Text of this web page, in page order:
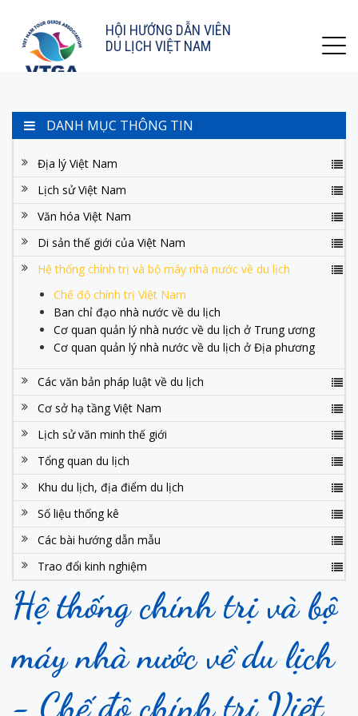
HỘI HƯỚNG DẪN VIÊN
DU LỊCH VIỆT NAM
DANH MỤC THÔNG TIN
Địa lý Việt Nam
Lịch sử Việt Nam
Văn hóa Việt Nam
Di sản thế giới của Việt Nam
Hệ thống chính trị và bộ máy nhà nước về du lịch
Chế độ chính trị Việt Nam
Ban chỉ đạo nhà nước về du lịch
Cơ quan quản lý nhà nước về du lịch ở Trung ương
Cơ quan quản lý nhà nước về du lịch ở Địa phương
Các văn bản pháp luật về du lịch
Cơ sở hạ tầng Việt Nam
Lịch sử văn minh thế giới
Tổng quan du lịch
Khu du lịch, địa điểm du lịch
Số liệu thống kê
Các bài hướng dẫn mẫu
Trao đổi kinh nghiệm
Hệ thống chính trị và bộ
máy nhà nước về du lịch
- Chế độ chính trị Việt